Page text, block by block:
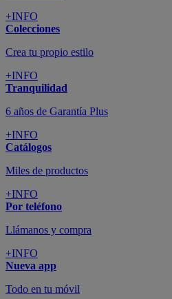
+INFO
Colecciones
Crea tu propio estilo
+INFO
Tranquilidad
6 años de Garantía Plus
+INFO
Catálogos
Miles de productos
+INFO
Por teléfono
Llámanos y compra
+INFO
Nueva app
Todo en tu móvil